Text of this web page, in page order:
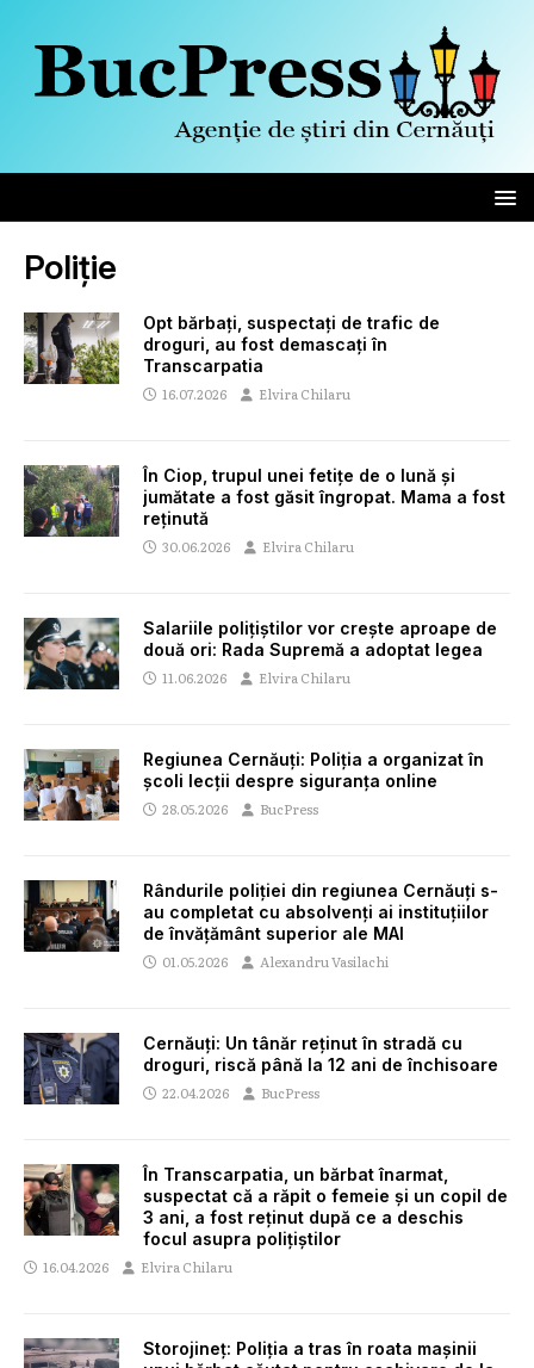
Poliție
Opt bărbați, suspectați de trafic de
droguri, au fost demascați în
Transcarpatia
16.07.2026 Elvira Chilaru
În Ciop, trupul unei fetițe de o lună și
jumătate a fost găsit îngropat. Mama a fost
reținută
30.06.2026 Elvira Chilaru
Salariile polițiștilor vor crește aproape de
două ori: Rada Supremă a adoptat legea
11.06.2026 Elvira Chilaru
Regiunea Cernăuți: Poliția a organizat în
școli lecții despre siguranța online
28.05.2026 BucPress
Rândurile poliției din regiunea Cernăuți s-
au completat cu absolvenți ai instituțiilor
de învățământ superior ale MAI
01.05.2026 Alexandru Vasilachi
Cernăuți: Un tânăr reținut în stradă cu
droguri, riscă până la 12 ani de închisoare
22.04.2026 BucPress
În Transcarpatia, un bărbat înarmat,
suspectat că a răpit o femeie și un copil de
3 ani, a fost reținut după ce a deschis
focul asupra polițiștilor
16.04.2026 Elvira Chilaru
Storojineț: Poliția a tras în roata mașinii